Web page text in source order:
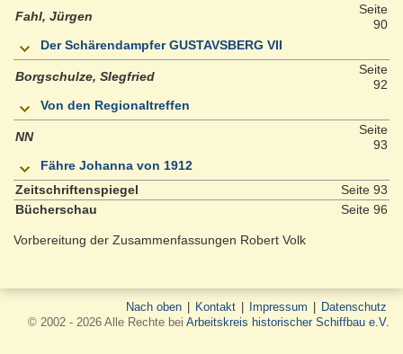
Fahl, Jürgen
Seite
90
Der Schärendampfer GUSTAVSBERG VII
Borgschulze, SIegfried
Seite
92
Von den Regionaltreffen
NN
Seite
93
Fähre Johanna von 1912
Zeitschriftenspiegel
Seite 93
Bücherschau
Seite 96
Vorbereitung der Zusammenfassungen Robert Volk
Nach oben | Kontakt | Impressum | Datenschutz
© 2002 - 2026 Alle Rechte bei Arbeitskreis historischer Schiffbau e.V.